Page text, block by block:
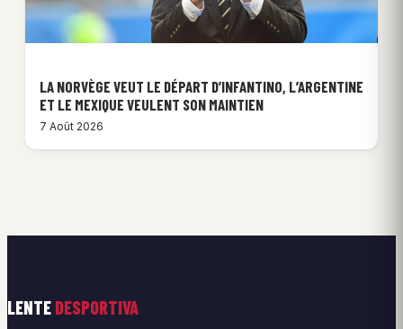
LA NORVÈGE VEUT LE DÉPART D’INFANTINO, L’ARGENTINE
ET LE MEXIQUE VEULENT SON MAINTIEN
7 Août 2026
LENTE DESPORTIVA